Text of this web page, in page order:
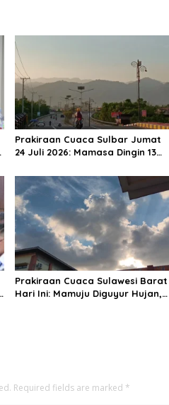
Prakiraan Cuaca Sulbar Jumat
24 Juli 2026: Mamasa Dingin 13
Prakiraan Cuaca Sulawesi Barat
Hari Ini: Mamuju Diguyur Hujan,
Required fields are marked *